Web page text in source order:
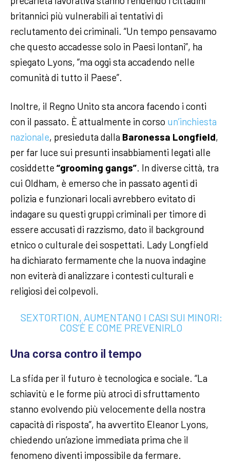
britannici più vulnerabili ai tentativi di
reclutamento dei criminali. “Un tempo pensavamo
che questo accadesse solo in Paesi lontani”, ha
spiegato Lyons, “ma oggi sta accadendo nelle
comunità di tutto il Paese”.
Inoltre, il Regno Unito sta ancora facendo i conti
con il passato. È attualmente in corso un’inchiesta
nazionale, presieduta dalla Baronessa Longfield,
per far luce sui presunti insabbiamenti legati alle
cosiddette “grooming gangs”. In diverse città, tra
cui Oldham, è emerso che in passato agenti di
polizia e funzionari locali avrebbero evitato di
indagare su questi gruppi criminali per timore di
essere accusati di razzismo, dato il background
etnico o culturale dei sospettati. Lady Longfield
ha dichiarato fermamente che la nuova indagine
non eviterà di analizzare i contesti culturali e
religiosi dei colpevoli.
SEXTORTION, AUMENTANO I CASI SUI MINORI:
COS’È E COME PREVENIRLO
Una corsa contro il tempo
La sfida per il futuro è tecnologica e sociale. “La
schiavitù e le forme più atroci di sfruttamento
stanno evolvendo più velocemente della nostra
capacità di risposta”, ha avvertito Eleanor Lyons,
chiedendo un’azione immediata prima che il
fenomeno diventi impossibile da fermare.